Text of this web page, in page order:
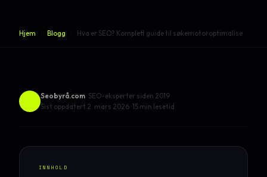
Hjem Blogg Hva er SEO? Komplett guide til søkemotoroptimalise
Seobyrå.com· SEO-eksperter siden 2019
Sist oppdatert 2. mars 2026· 15 min lesetid
INNHOLD